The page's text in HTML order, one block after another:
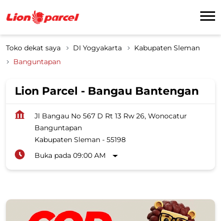
Toko dekat saya DI Yogyakarta
Kabupaten Sleman
Banguntapan
Lion Parcel - Bangau Bantengan
Jl Bangau No 567 D Rt 13 Rw 26, Wonocatur
Banguntapan
Kabupaten Sleman - 55198
Buka pada 09:00 AM